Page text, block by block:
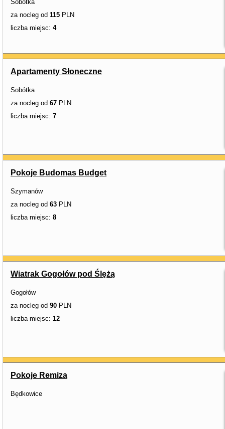
Sobótka
za nocleg od 115 PLN
liczba miejsc: 4
Apartamenty Słoneczne
Sobótka
za nocleg od 67 PLN
liczba miejsc: 7
Pokoje Budomas Budget
Szymanów
za nocleg od 63 PLN
liczba miejsc: 8
Wiatrak Gogołów pod Ślężą
Gogołów
za nocleg od 90 PLN
liczba miejsc: 12
Pokoje Remiza
Będkowice